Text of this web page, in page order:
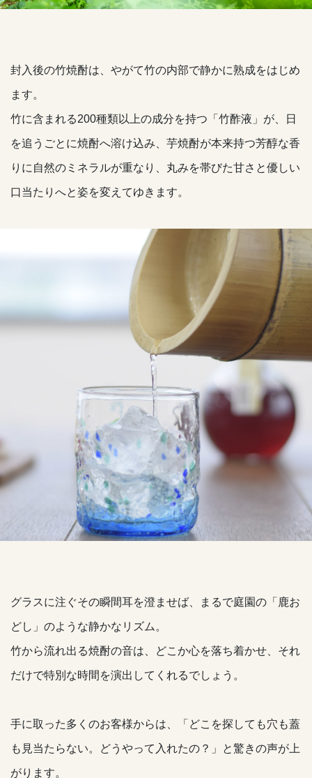
封入後の竹焼酎は、やがて竹の内部で静かに熟成をはじめ
ます。
竹に含まれる200種類以上の成分を持つ「竹酢液」が、日
を追うごとに焼酎へ溶け込み、芋焼酎が本来持つ芳醇な香
りに自然のミネラルが重なり、丸みを帯びた甘さと優しい
口当たりへと姿を変えてゆきます。
グラスに注ぐその瞬間耳を澄ませば、まるで庭園の「鹿お
どし」のような静かなリズム。
竹から流れ出る焼酎の音は、どこか心を落ち着かせ、それ
だけで特別な時間を演出してくれるでしょう。
手に取った多くのお客様からは、「どこを探しても穴も蓋
も見当たらない。どうやって入れたの？」と驚きの声が上
がります。